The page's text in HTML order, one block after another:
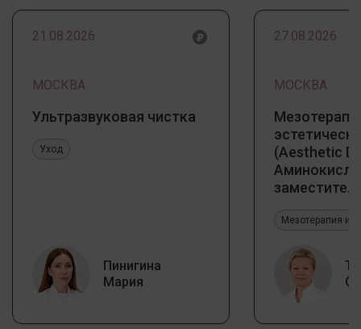
21.08.2026
МОСКВА
Ультразвуковая чистка
Уход
Пинигина
Мария
27.08.2026
МОСКВА
(Aesthetic
Мезотерапия и